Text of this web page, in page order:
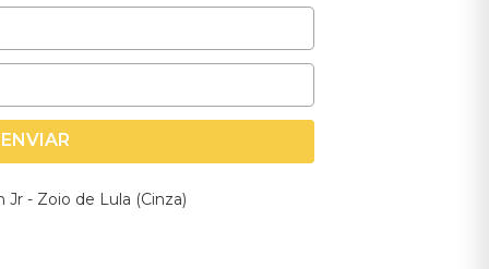
ENVIAR
Jr - Zoio de Lula (Cinza)